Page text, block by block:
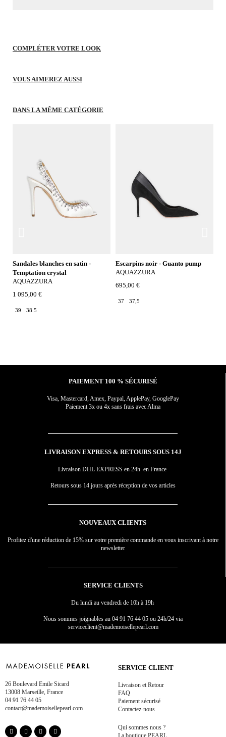
COMPLÉTER VOTRE LOOK
VOUS AIMEREZ AUSSI
DANS LA MÊME CATÉGORIE
Sandales blanches en satin -
Temptation crystal
AQUAZZURA
1 095,00 €
39 38.5
Escarpins noir - Guanto pump
AQUAZZURA
695,00 €
37 37,5
PAIEMENT 100 % SÉCURISÉ
Visa, Mastercard, Amex, Paypal, ApplePay, GooglePay
Paiement 3x ou 4x sans frais avec Alma
LIVRAISON EXPRESS & RETOURS SOUS 14J
Livraison DHL EXPRESS en 24h en France
Retours sous 14 jours après réception de vos articles
NOUVEAUX CLIENTS
Profitez d'une réduction de 15% sur votre première commande en vous inscrivant à notre
newsletter
SERVICE CLIENTS
Du lundi au vendredi de 10h à 19h
Nous sommes joignables au 04 91 76 44 05 ou 24h/24 via
serviceclient@mademoisellepearl.com
26 Boulevard Emile Sicard
13008 Marseille, France
04 91 76 44 05
contact@mademoisellepearl.com
SERVICE CLIENT
Livraison et Retour
FAQ
Paiement sécurisé
Contactez-nous
Qui sommes nous ?